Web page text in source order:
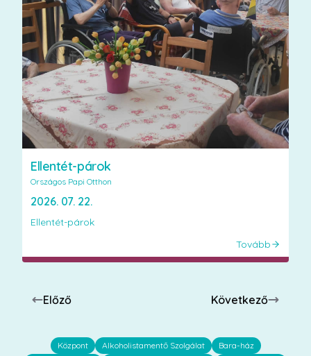
Ellentét-párok
Országos Papi Otthon
2026. 07. 22.
Ellentét-párok
Tovább
Előző Következő
Központ Alkoholistamentő Szolgálat
Bara-ház